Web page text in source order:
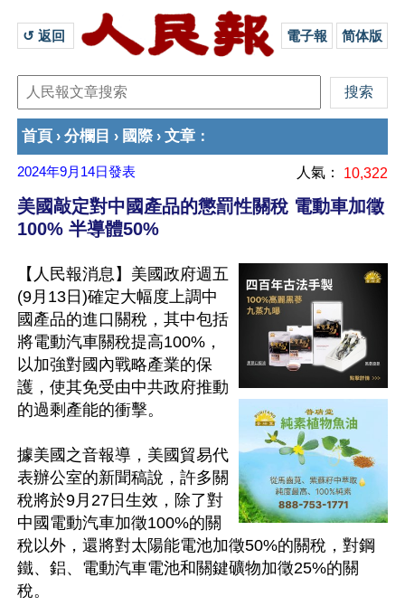
↺ 返回 電子報 简体版
首頁 › 分欄目 › 國際› 文章 ：
2024年9月14日發表 人氣： 10,322
美國敲定對中國產品的懲罰性關稅 電動車加徵
100% 半導體50%
【人民報消息】美國政府週五
(9月13日)確定大幅度上調中
國產品的進口關稅，其中包括
將電動汽車關稅提高100%，
以加強對國內戰略產業的保
護，使其免受由中共政府推動
的過剩產能的衝擊。
據美國之音報導，美國貿易代
表辦公室的新聞稿說，許多關
稅將於9月27日生效，除了對
中國電動汽車加徵100%的關
稅以外，還將對太陽能電池加徵50%的關稅，對鋼
鐵、鋁、電動汽車電池和關鍵礦物加徵25%的關
稅。